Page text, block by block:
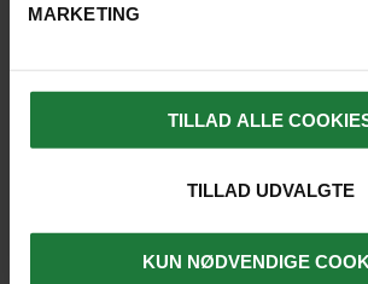
MARKETING
TILLAD ALLE
TILLAD UDVALGTE
KUN NØDVENDIGE
Villy